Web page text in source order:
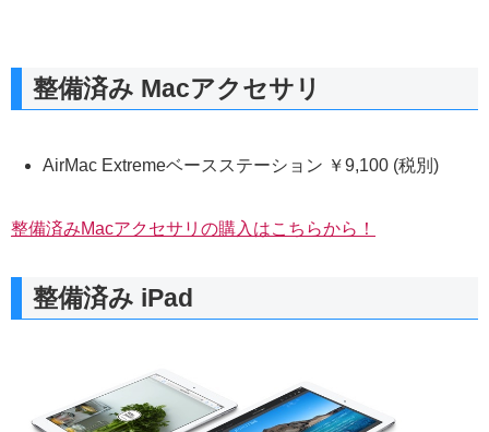
整備済み Macアクセサリ
AirMac Extremeベースステーション ￥9,100 (税別)
整備済みMacアクセサリの購入はこちらから！
整備済み iPad